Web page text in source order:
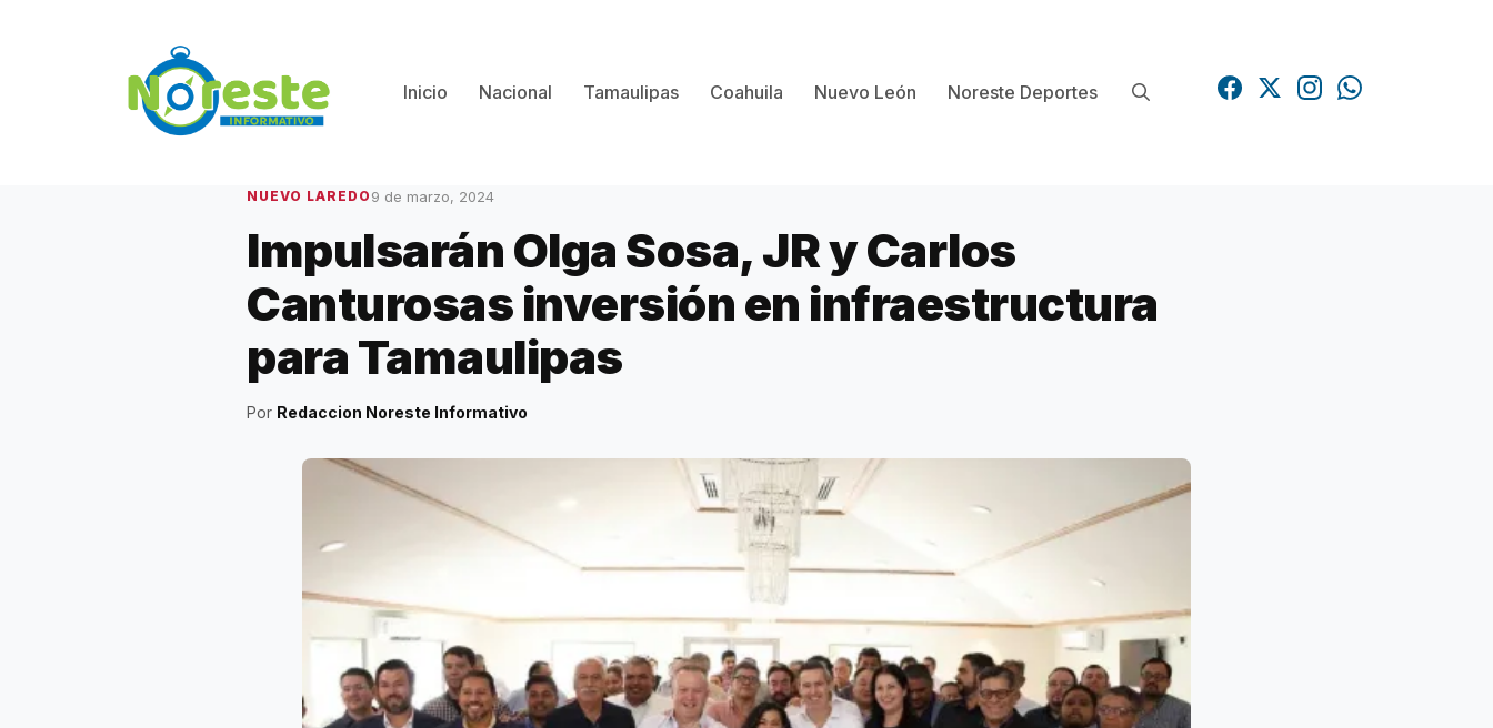
Inicio
Nacional Tamaulipas Coahuila Nuevo León Noreste Deportes
NUEVO LAREDO 9 de marzo, 2024
Impulsarán Olga Sosa, JR y Carlos
Canturosas inversión en infraestructura
para Tamaulipas
Por Redaccion Noreste Informativo